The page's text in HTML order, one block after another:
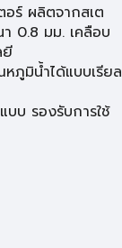
อร์ ผลิตจากสเต
0.8 มม. เคลือบ
ยี
ภูมิน้ำได้แบบเรียล
บ รองรับการใช้